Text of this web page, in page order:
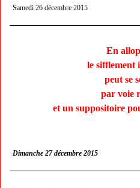
Samedi 26 décembre 2015
En
le sifflement
peut se
par voie
et un suppositoire
Dimanche 27 décembre 2015